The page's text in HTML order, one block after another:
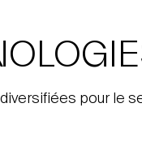
pour le